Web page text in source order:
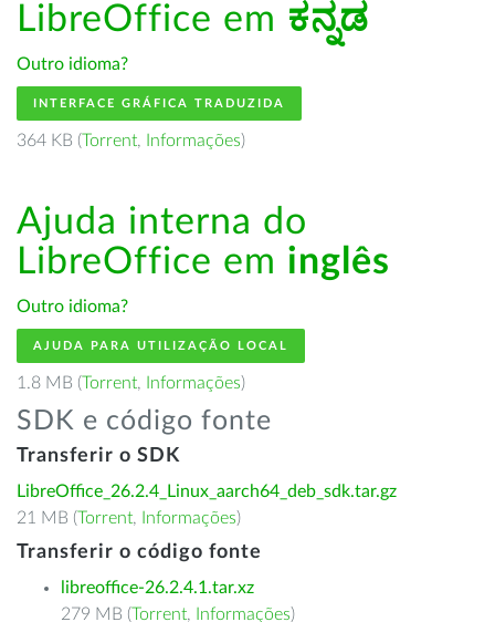
LibreOffice em ಕನ್ನಡ
Outro idioma?
INTERFACE GRÁFICA TRADUZIDA
364 KB (Torrent, Informações)
Ajuda interna do
LibreOffice em inglês
Outro idioma?
AJUDA PARA UTILIZAÇÃO LOCAL
1.8 MB (Torrent, Informações)
SDK e código fonte
Transferir o SDK
LibreOffice_26.2.4_Linux_aarch64_deb_sdk.tar.gz
21 MB (Torrent, Informações)
Transferir o código fonte
libreoffice-26.2.4.1.tar.xz
279 MB (Torrent, Informações)